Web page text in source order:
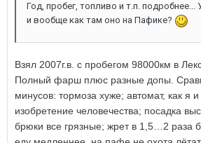
Год, пробег, топливо и т.п. подробнее...
и вообще как там оно на Пафике?
Взял 2007г.в. с пробегом 98000км в
Полный фарш плюс разные допы.
минусов: тормоза хуже; автомат, как я
изобретение человечества; посадка
брюки все грязные; жрет в 1,5…2 раза